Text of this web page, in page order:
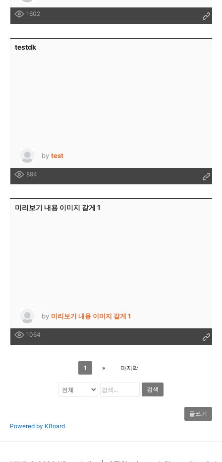
1602
testdk
by test
894
미리보기 내용 이미지 같게 1
by 미리보기 내용 이미지 같게 1
1064
1 » 마지막
검색
글쓰기
Powered by KBoard